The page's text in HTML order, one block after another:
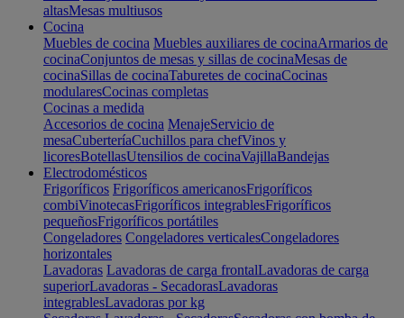
altasMesas multiusos
Cocina
Muebles de cocina Muebles auxiliares de cocinaArmarios de
cocinaConjuntos de mesas y sillas de cocinaMesas de
cocinaSillas de cocinaTaburetes de cocinaCocinas
modularesCocinas completas
Cocinas a medida
Accesorios de cocina MenajeServicio de
mesaCuberteríaCuchillos para chefVinos y
licoresBotellasUtensilios de cocinaVajillaBandejas
Electrodomésticos
Frigoríficos Frigoríficos americanosFrigoríficos
combiVinotecasFrigoríficos integrablesFrigoríficos
pequeñosFrigoríficos portátiles
Congeladores Congeladores verticalesCongeladores
horizontales
Lavadoras Lavadoras de carga frontalLavadoras de carga
superiorLavadoras - SecadorasLavadoras
integrablesLavadoras por kg